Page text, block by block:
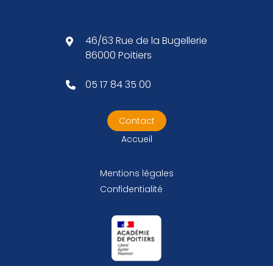
46/63 Rue de la Bugellerie
86000 Poitiers
05 17 84 35 00
Contact
Accueil
Mentions légales
Confidentialité